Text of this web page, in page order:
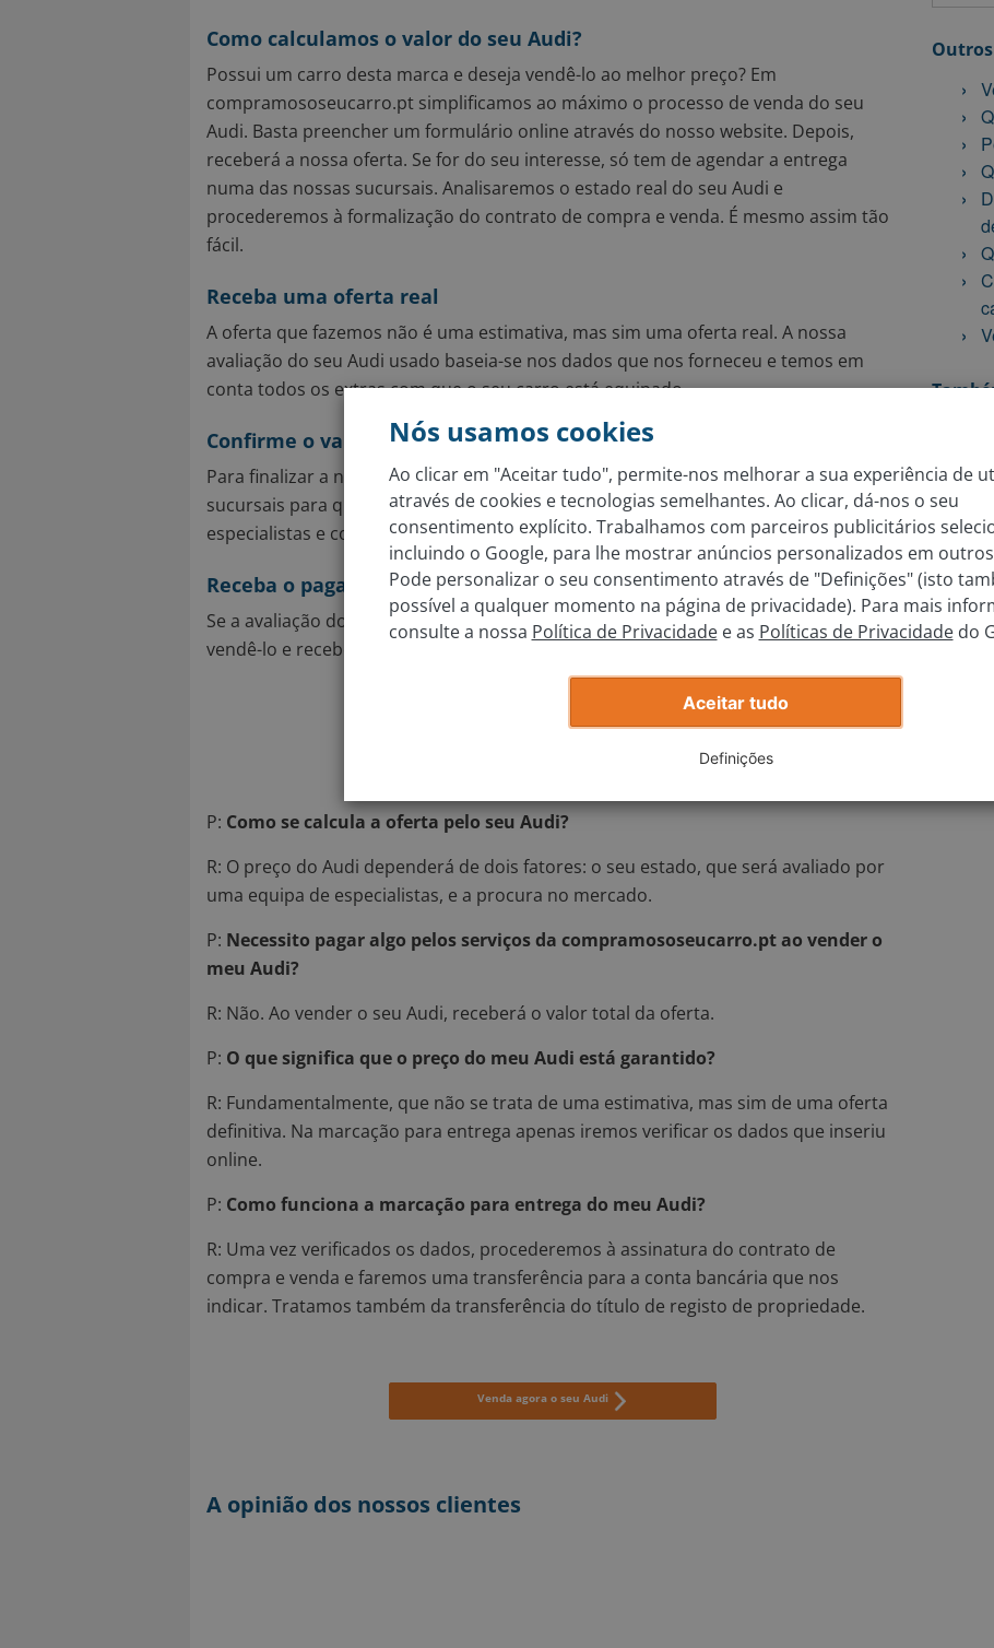
Como calculamos o valor do seu Audi?
Possui um carro desta marca e deseja vendê-lo ao melhor preço? Em
compramososeucarro.pt simplificamos ao máximo o processo de venda do seu
Audi. Basta preencher um formulário online através do nosso website. Depois,
receberá a nossa oferta. Se for do seu interesse, só tem de agendar a entrega
numa das nossas sucursais. Analisaremos o estado real do seu Audi e
procederemos à formalização do contrato de compra e venda. É mesmo assim tão
fácil.
Receba uma oferta real
A oferta que fazemos não é uma estimativa, mas sim uma oferta real. A nossa
avaliação do seu Audi usado baseia-se nos dados que nos forneceu e temos em
conta todos os extras com que o seu carro está equipado.
Confirme o valor do seu carro
Para finalizar a nossa avaliação, faça um agendamento para uma das nossas
sucursais para que possa comprovar o estado do carro com um dos nossos
especialistas e confirmar ou ajustar a oferta pelo seu Audi.
Receba o pagamento
Se a avaliação do seu Audi está de acordo com as suas expetativas, pode decidir
vendê-lo e receber o pagamento diretamente na sua conta em poucos dias.
P: Como se calcula a oferta pelo seu Audi?
R: O preço do Audi dependerá de dois fatores: o seu estado, que será avaliado por
uma equipa de especialistas, e a procura no mercado.
P: Necessito pagar algo pelos serviços da compramososeucarro.pt ao vender o
meu Audi?
R: Não. Ao vender o seu Audi, receberá o valor total da oferta.
P: O que significa que o preço do meu Audi está garantido?
R: Fundamentalmente, que não se trata de uma estimativa, mas sim de uma oferta
definitiva. Na marcação para entrega apenas iremos verificar os dados que inseriu
online.
P: Como funciona a marcação para entrega do meu Audi?
R: Uma vez verificados os dados, procederemos à assinatura do contrato de
compra e venda e faremos uma transferência para a conta bancária que nos
indicar. Tratamos também da transferência do título de registo de propriedade.
Venda agora o seu Audi
A opinião dos nossos clientes
Nós usamos cookies
Ao clicar em "Aceitar tudo", permite-nos melhorar a sua experiência de
através de cookies e tecnologias semelhantes. Ao clicar, dá-nos o seu
consentimento explícito. Trabalhamos com parceiros publicitários
incluindo o Google, para lhe mostrar anúncios personalizados em
Pode personalizar o seu consentimento através de "Definições" (isto
possível a qualquer momento na página de privacidade). Para mais
consulte a nossa Política de Privacidadee as Políticas de Privacidadedo
Aceitar tudo
Definições